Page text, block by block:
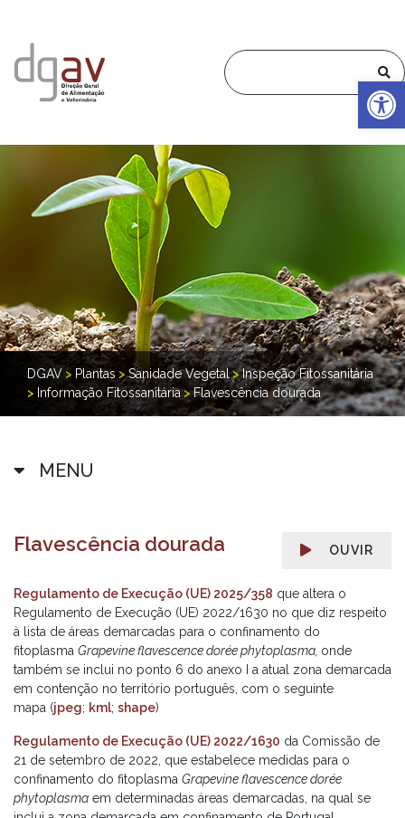
DGAV> Plantas >Sanidade Vegetal>Inspeção Fitossanitária
> Informação Fitossanitária>Flavescência dourada
MENU
OUVIR
Flavescência dourada
Regulamento de Execução (UE) 2025/358 que altera o
Regulamento de Execução (UE) 2022/1630 no que diz respeito
à lista de áreas demarcadas para o confinamento do
fitoplasma Grapevine flavescence dorée phytoplasma, onde
também se inclui no ponto 6 do anexo I a atual zona demarcada
em contenção no território português, com o seguinte
mapa (jpeg; kml; shape)
Regulamento de Execução (UE) 2022/1630 da Comissão de
21 de setembro de 2022, que estabelece medidas para o
confinamento do fitoplasma Grapevine flavescence dorée
phytoplasma em determinadas áreas demarcadas, na qual se